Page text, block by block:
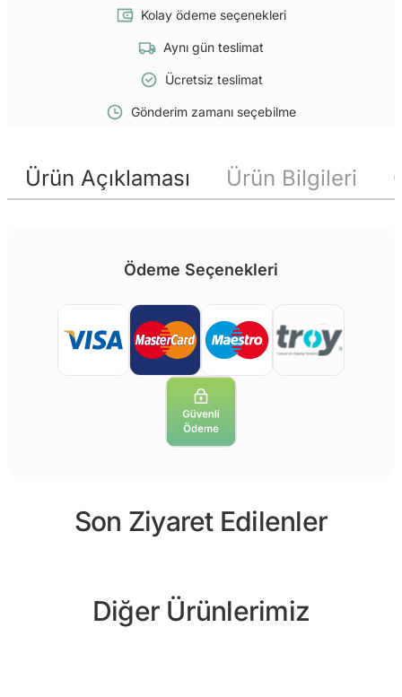
Kolay ödeme seçenekleri
Aynı gün teslimat
Ücretsiz teslimat
Gönderim zamanı seçebilme
Ürün Açıklaması Ürün Bilgileri
Ödeme Seçenekleri
Son Ziyaret Edilenler
Diğer Ürünlerimiz